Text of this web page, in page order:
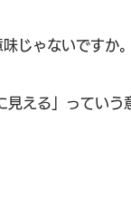
じゃないです
見える」ってい